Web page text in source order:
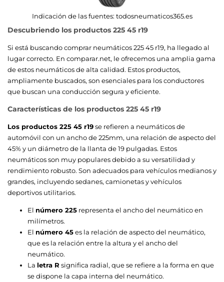
Indicación de las fuentes: todosneumaticos365.es
Descubriendo los productos 225 45 r19
Si está buscando comprar neumáticos 225 45 r19, ha llegado al
lugar correcto. En comparar.net, le ofrecemos una amplia gama
de estos neumáticos de alta calidad. Estos productos,
ampliamente buscados, son esenciales para los conductores
que buscan una conducción segura y eficiente.
Características de los productos 225 45 r19
Los productos 225 45 r19se refieren a neumáticos de
automóvil con un ancho de 225mm, una relación de aspecto del
45% y un diámetro de la llanta de 19 pulgadas. Estos
neumáticos son muy populares debido a su versatilidad y
rendimiento robusto. Son adecuados para vehículos medianos y
grandes, incluyendo sedanes, camionetas y vehículos
deportivos utilitarios.
El número 225 representa el ancho del neumático en
milímetros.
El número 45es la relación de aspecto del neumático,
que es la relación entre la altura y el ancho del
neumático.
La letra R significa radial, que se refiere a la forma en que
se dispone la capa interna del neumático.